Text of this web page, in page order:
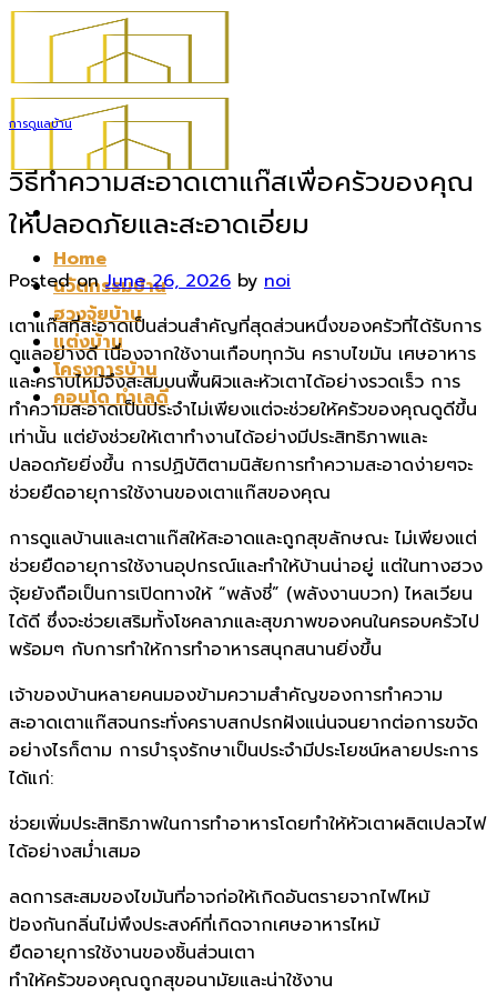
Skip
content
Home
นวัตกรรมบ้าน
ฮวงจุ้ยบ้าน
แต่งบ้าน
โครงการบ้าน
คอนโด ทำเลดี
การดูแลบ้าน
วิธีทำความสะอาดเตาแก๊สเพื่อครัวของคุณ
ให้ปลอดภัยและสะอาดเอี่ยม
Posted onJune 26, 2026 by noi
เตาแก๊สที่สะอาดเป็นส่วนสำคัญที่สุดส่วนหนึ่งของครัวที่ได้รับการ
ดูแลอย่างดี เนื่องจากใช้งานเกือบทุกวัน คราบไขมัน เศษอาหาร
และคราบไหม้จึงสะสมบนพื้นผิวและหัวเตาได้อย่างรวดเร็ว การ
ทำความสะอาดเป็นประจำไม่เพียงแต่จะช่วยให้ครัวของคุณดูดีขึ้น
เท่านั้น แต่ยังช่วยให้เตาทำงานได้อย่างมีประสิทธิภาพและ
ปลอดภัยยิ่งขึ้น การปฏิบัติตามนิสัยการทำความสะอาดง่ายๆจะ
ช่วยยืดอายุการใช้งานของเตาแก๊สของคุณ
การดูแลบ้านและเตาแก๊สให้สะอาดและถูกสุขลักษณะ ไม่เพียงแต่
ช่วยยืดอายุการใช้งานอุปกรณ์และทำให้บ้านน่าอยู่ แต่ในทางฮวง
จุ้ยยังถือเป็นการเปิดทางให้ “พลังชี่” (พลังงานบวก) ไหลเวียน
ได้ดี ซึ่งจะช่วยเสริมทั้งโชคลาภและสุขภาพของคนในครอบครัวไป
พร้อมๆ กับการทำให้การทำอาหารสนุกสนานยิ่งขึ้น
เจ้าของบ้านหลายคนมองข้ามความสำคัญของการทำความ
สะอาดเตาแก๊สจนกระทั่งคราบสกปรกฝังแน่นจนยากต่อการขจัด
อย่างไรก็ตาม การบำรุงรักษาเป็นประจำมีประโยชน์หลายประการ
ได้แก่:
ช่วยเพิ่มประสิทธิภาพในการทำอาหารโดยทำให้หัวเตาผลิตเปลวไฟ
ได้อย่างสม่ำเสมอ
ลดการสะสมของไขมันที่อาจก่อให้เกิดอันตรายจากไฟไหม้
ป้องกันกลิ่นไม่พึงประสงค์ที่เกิดจากเศษอาหารไหม้
ยืดอายุการใช้งานของชิ้นส่วนเตา
ทำให้ครัวของคุณถูกสุขอนามัยและน่าใช้งาน